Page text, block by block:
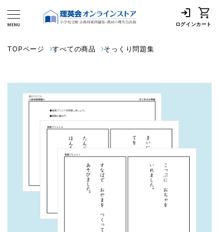
ログインカート
TOPページ すべての商品 そっくり問題集